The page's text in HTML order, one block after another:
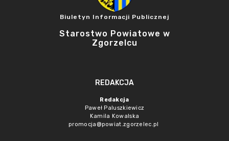
Biuletyn Informacji Publicznej
Starostwo Powiatowe w
Zgorzelcu
REDAKCJA
Redakcja
Paweł Paluszkiewicz
Kamila Kowalska
promocja@powiat.zgorzelec.pl